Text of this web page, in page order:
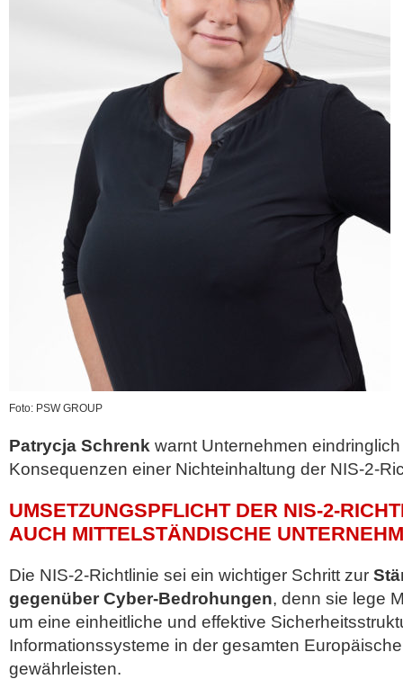
Foto: PSW GROUP
Patrycja Schrenk warnt Unternehmen
Konsequenzen einer Nichteinhaltung der NIS-2-
UMSETZUNGSPFLICHT DER NIS-2-
AUCH MITTELSTÄNDISCHE
Die NIS-2-Richtlinie sei ein wichtiger Schritt zur
gegenüber Cyber-Bedrohungen, denn sie lege
um eine einheitliche und effektive
Informationssysteme in der gesamten
gewährleisten.